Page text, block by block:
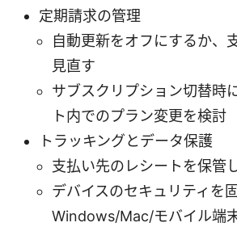
定期請求の管理
自動更新をオフにするか、
見直す
サブスクリプション切替時
ト内でのプラン変更を検討
トラッキングとデータ保護
支払い先のレシートを保管
デバイスのセキュリティを固
Windows/Mac/モバイル端